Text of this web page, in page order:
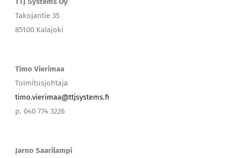
Takojantie 35
85100 Kalajoki
Timo Vierimaa
Toimitusjohtaja
timo.vierimaa@ttjsystems.fi
p. 040 774 3226
Jarno Saarilampi